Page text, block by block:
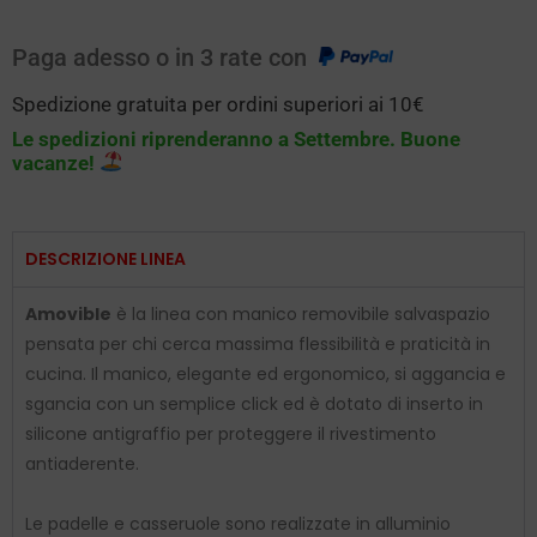
Paga adesso o in 3 rate con
Spedizione gratuita per ordini superiori ai 10€
Le spedizioni riprenderanno a Settembre. Buone
vacanze!
DESCRIZIONE LINEA
Amovible è la linea con manico removibile salvaspazio
pensata per chi cerca massima flessibilità e praticità in
cucina. Il manico, elegante ed ergonomico, si aggancia e
sgancia con un semplice click ed è dotato di inserto in
silicone antigraffio per proteggere il rivestimento
antiaderente.
Le padelle e casseruole sono realizzate in alluminio